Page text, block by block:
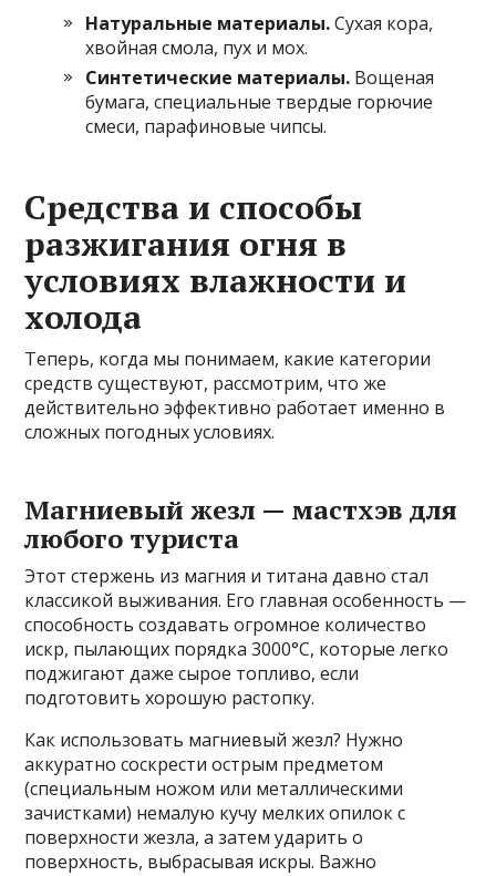
Натуральные материалы.Сухая кора,
хвойная смола, пух и мох.
Синтетические материалы. Вощеная
бумага, специальные твердые горючие
смеси, парафиновые чипсы.
Средства и способы
разжигания огня в
условиях влажности и
холода
Теперь, когда мы понимаем, какие категории
средств существуют, рассмотрим, что же
действительно эффективно работает именно в
сложных погодных условиях.
Магниевый жезл — мастхэв для
любого туриста
Этот стержень из магния и титана давно стал
классикой выживания. Его главная особенность —
способность создавать огромное количество
искр, пылающих порядка 3000°C, которые легко
поджигают даже сырое топливо, если
подготовить хорошую растопку.
Как использовать магниевый жезл? Нужно
аккуратно соскрести острым предметом
(специальным ножом или металлическими
зачистками) немалую кучу мелких опилок с
поверхности жезла, а затем ударить о
поверхность, выбрасывая искры. Важно